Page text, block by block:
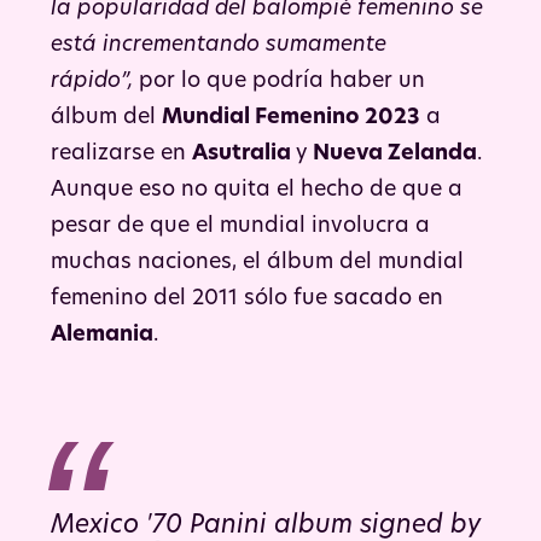
la popularidad del balompié femenino se
está incrementando sumamente
rápido”, por lo que podría haber un
álbum del Mundial Femenino 2023 a
realizarse en Asutralia y Nueva Zelanda.
Aunque eso no quita el hecho de que a
pesar de que el mundial involucra a
muchas naciones, el álbum del mundial
femenino del 2011 sólo fue sacado en
Alemania.
Mexico '70 Panini album signed by